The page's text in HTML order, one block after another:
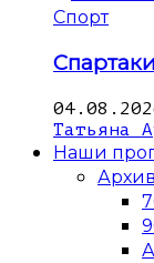
Спорт
Татьяна
Наши